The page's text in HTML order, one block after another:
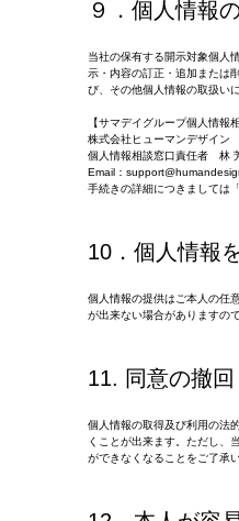
９．個人情報
当社の保有する開示対象個人
示・内容の訂正・追加または
び、その他個人情報の取扱い
【サマデイグループ個人情報
株式会社ヒューマンデザイン
個人情報相談窓口責任者 林
Email：
手続きの詳細につきましては「
10．個人情報
個人情報の提供はご本人の任
が出来ない場合がありますの
11. 同意の撤回
個人情報の取得及び利用の法
くことが出来ます。ただし、
ができなくなることをご了承